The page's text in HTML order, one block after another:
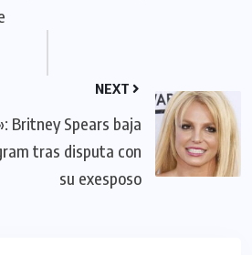
NEXT
Britney Spears baja
tras disputa con
su exesposo